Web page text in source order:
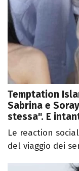
Temptation
Sabrina e
stessa". E
Le reaction
del viaggio dei